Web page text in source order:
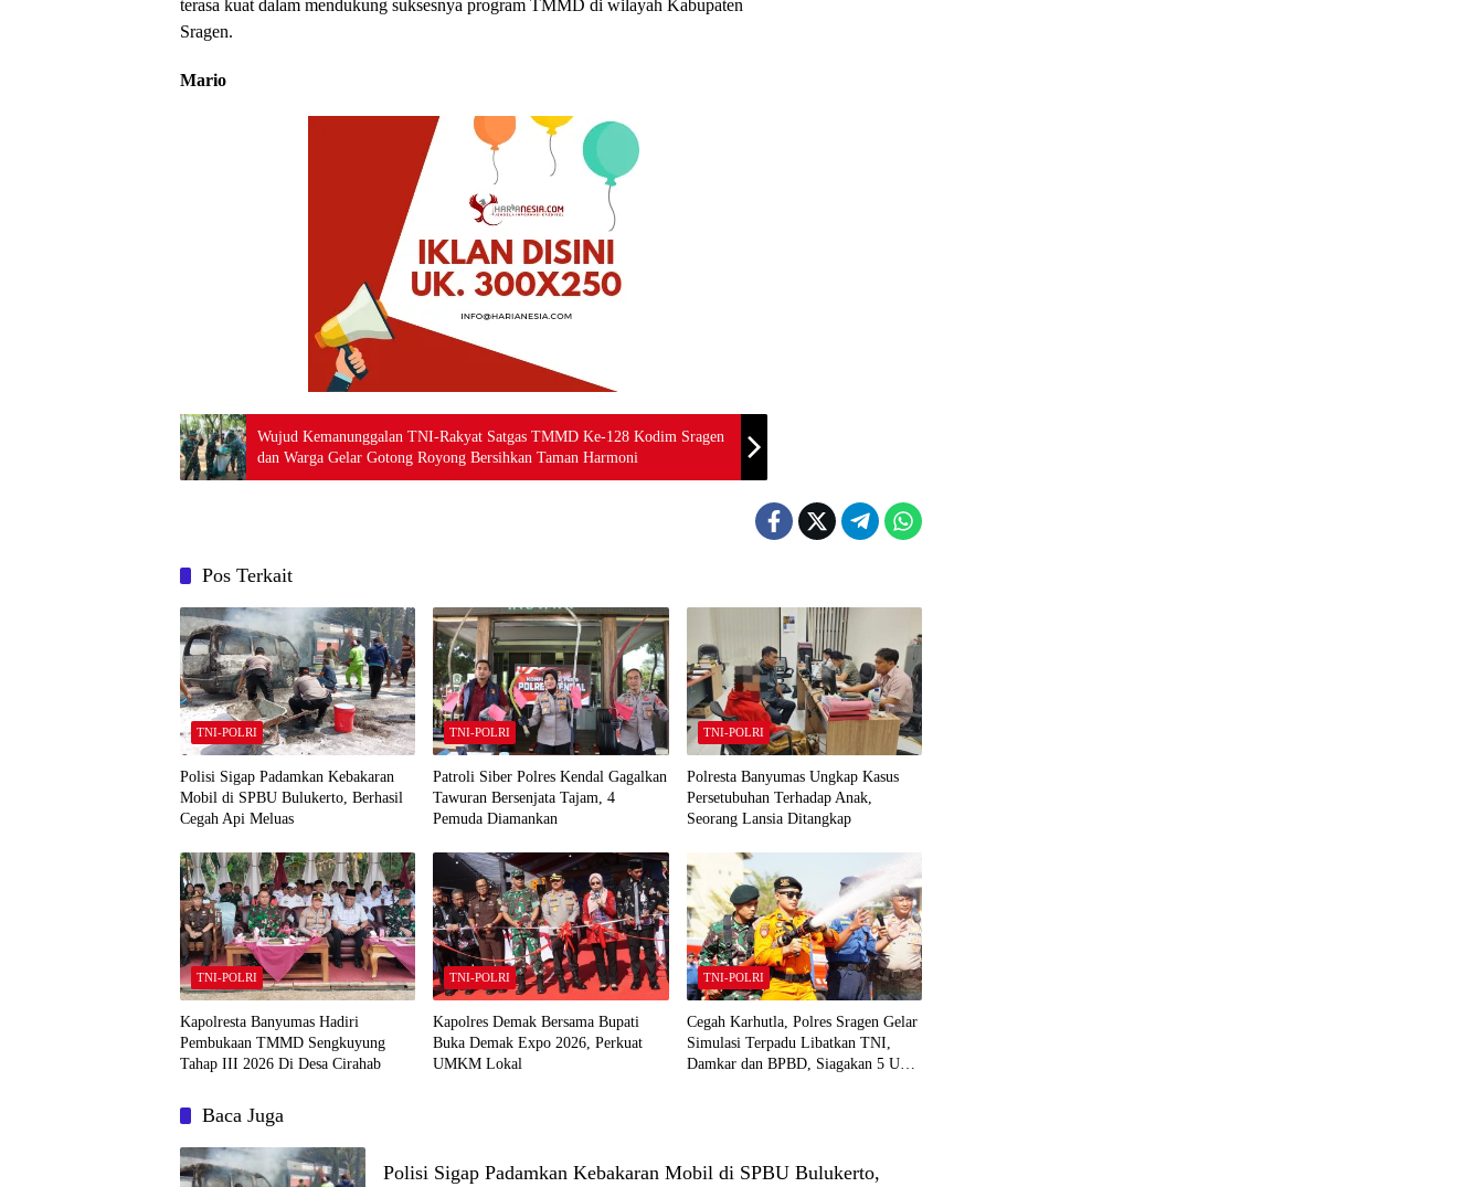
terasa kuat dalam mendukung suksesnya program TMMD di wilayah Kabupaten
Sragen.
Mario
Wujud Kemanunggalan TNI-Rakyat Satgas TMMD Ke-128 Kodim Sragen
dan Warga Gelar Gotong Royong Bersihkan Taman Harmoni
Pos Terkait
TNI-POLRI
Polisi Sigap Padamkan Kebakaran
Mobil di SPBU Bulukerto, Berhasil
Cegah Api Meluas
TNI-POLRI
Patroli Siber Polres Kendal Gagalkan
Tawuran Bersenjata Tajam, 4
Pemuda Diamankan
TNI-POLRI
Polresta Banyumas Ungkap Kasus
Persetubuhan Terhadap Anak,
Seorang Lansia Ditangkap
TNI-POLRI
Kapolresta Banyumas Hadiri
Pembukaan TMMD Sengkuyung
Tahap III 2026 Di Desa Cirahab
TNI-POLRI
Kapolres Demak Bersama Bupati
Buka Demak Expo 2026, Perkuat
UMKM Lokal
TNI-POLRI
Cegah Karhutla, Polres Sragen Gelar
Simulasi Terpadu Libatkan TNI,
Damkar dan BPBD, Siagakan 5 Unit
Baca Juga
Polisi Sigap Padamkan Kebakaran Mobil di SPBU Bulukerto,